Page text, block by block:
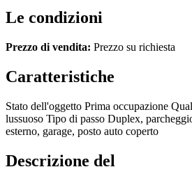
Le condizioni
Prezzo di vendita: Prezzo su richiesta
Caratteristiche
Stato dell'oggetto Prima occupazione
lussuoso Tipo di passo Duplex,
esterno, garage, posto auto coperto
Descrizione del